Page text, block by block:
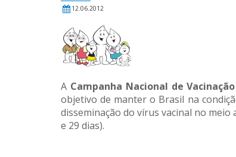
12.06.2012
A Campanha Nacional de
objetivo de manter o Brasil na
disseminação do vírus vacinal no meio
e 29 dias).